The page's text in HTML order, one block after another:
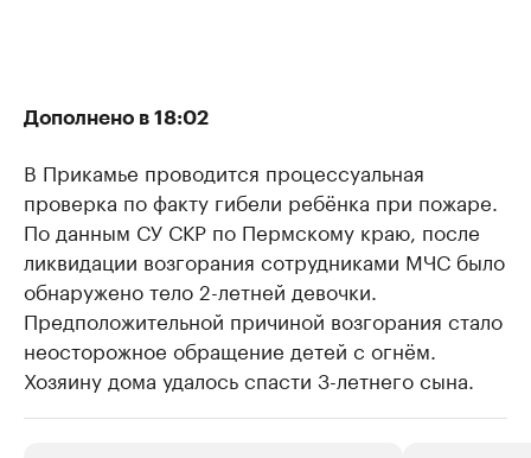
Дополнено в 18:02
В Прикамье проводится процессуальная
проверка по факту гибели ребёнка при пожаре.
По данным СУ СКР по Пермскому краю, после
ликвидации возгорания сотрудниками МЧС было
обнаружено тело 2-летней девочки.
Предположительной причиной возгорания стало
неосторожное обращение детей с огнём.
Хозяину дома удалось спасти 3-летнего сына.